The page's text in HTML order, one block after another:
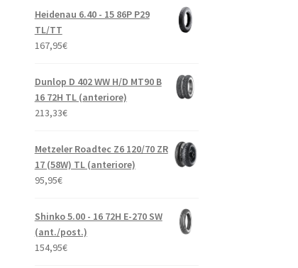
Heidenau 6.40 - 15 86P P29
TL/TT
167,95€
Dunlop D 402 WW H/D MT90 B
16 72H TL (anteriore)
213,33€
Metzeler Roadtec Z6 120/70 ZR
17 (58W) TL (anteriore)
95,95€
Shinko 5.00 - 16 72H E-270 SW
(ant./post.)
154,95€